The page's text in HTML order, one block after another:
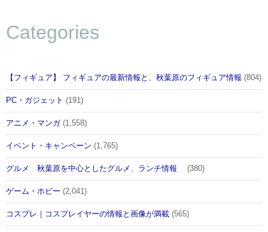
Categories
【フィギュア】 フィギュアの最新情報と、秋葉原のフィギュア情報 (804)
PC・ガジェット (191)
アニメ・マンガ(1,558)
イベント・キャンペーン (1,765)
グルメ 秋葉原を中心としたグルメ、ランチ情報 (380)
ゲーム・ホビー (2,041)
コスプレ｜コスプレイヤーの情報と画像が満載 (565)